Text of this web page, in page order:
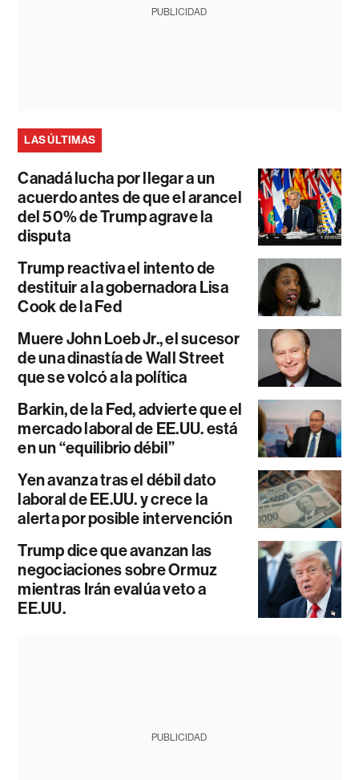
PUBLICIDAD
LAS ÚLTIMAS
Canadá lucha por llegar a un
acuerdo antes de que el arancel
del 50% de Trump agrave la
disputa
Trump reactiva el intento de
destituir a la gobernadora Lisa
Cook de la Fed
Muere John Loeb Jr., el sucesor
de una dinastía de Wall Street
que se volcó a la política
Barkin, de la Fed, advierte que el
mercado laboral de EE.UU. está
en un “equilibrio débil”
Yen avanza tras el débil dato
laboral de EE.UU. y crece la
alerta por posible intervención
Trump dice que avanzan las
negociaciones sobre Ormuz
mientras Irán evalúa veto a
EE.UU.
PUBLICIDAD